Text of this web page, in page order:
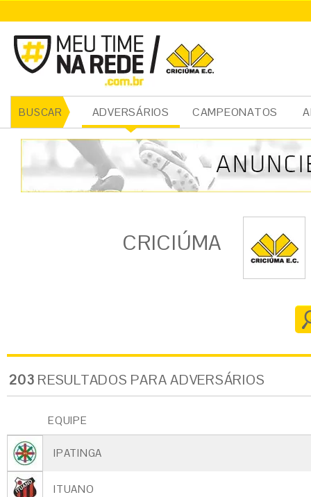
BUSCAR ADVERSÁRIOS CAMPEONATOS
CRICIÚMA
203 RESULTADOS PARA ADVERSÁRIOS
EQUIPE
IPATINGA
ITUANO